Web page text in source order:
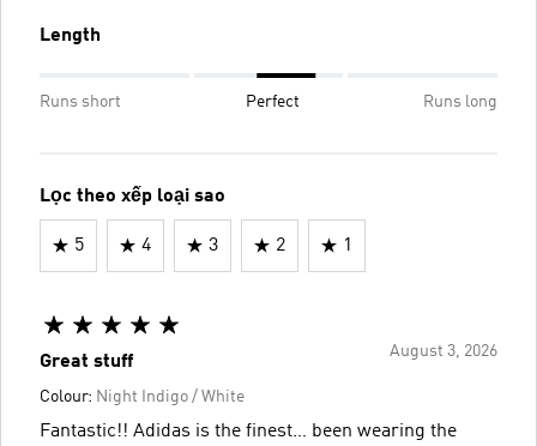
Length
Runs short Perfect Runs long
Lọc theo xếp loại sao
5 4 3 2 1
August 3, 2026
Great stuff
Colour: Night Indigo / White
Fantastic!! Adidas is the finest… been wearing the